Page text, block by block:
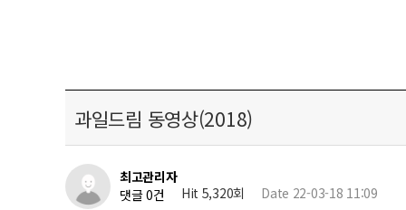
과일드림 동영상(2018)
최고관리자
댓글 0건
Hit 5,320회 Date 22-03-18 11:09